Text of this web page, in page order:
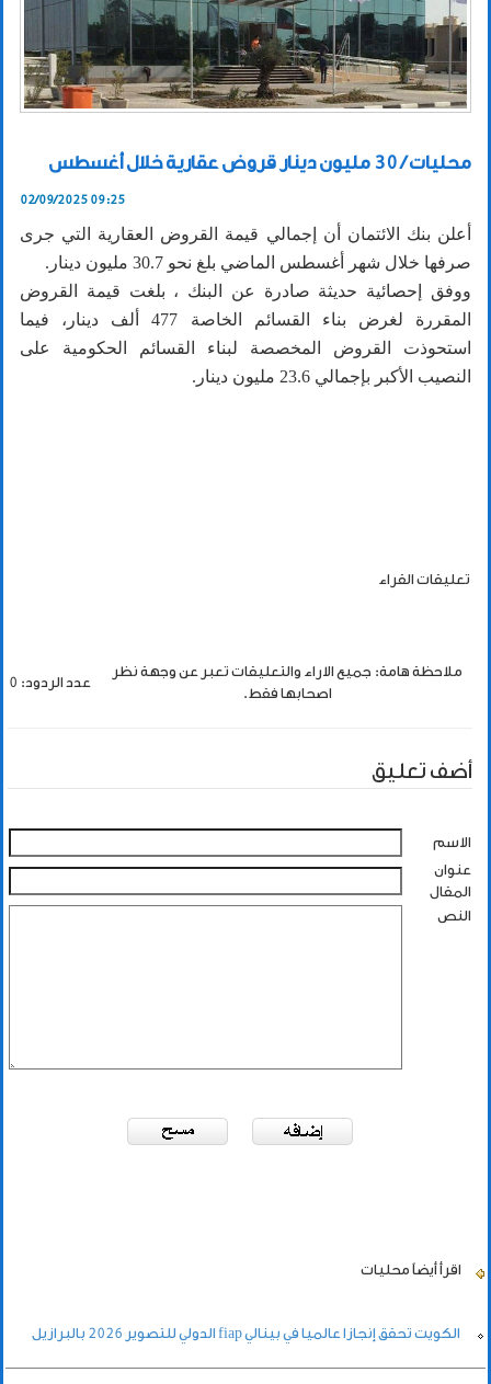
محليات / 30 مليون دينار قروض عقارية خلال أغسطس
02/09/2025 09:25
أعلن بنك الائتمان أن إجمالي قيمة القروض العقارية التي جرى
صرفها خلال شهر أغسطس الماضي بلغ نحو 30.7 مليون دينار.
ووفق إحصائية حديثة صادرة عن البنك ، بلغت قيمة القروض
المقررة لغرض بناء القسائم الخاصة 477 ألف دينار، فيما
استحوذت القروض المخصصة لبناء القسائم الحكومية على
النصيب الأكبر بإجمالي 23.6 مليون دينار.
تعليقات القراء
ملاحظة هامة: جميع الاراء والتعليقات تعبر عن وجهة نظر
اصحابها فقط.
عدد الردود: 0
أضف تعليق
الاسم
عنوان
المقال
النص
اقرأ أيضاً محليات
الكويت تحقق إنجازا عالميا في بينالي fiap الدولي للتصوير 2026 بالبرازيل